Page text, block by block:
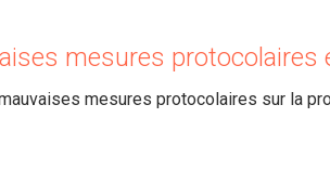
mesures protocolaires
mesures protocolaires sur la